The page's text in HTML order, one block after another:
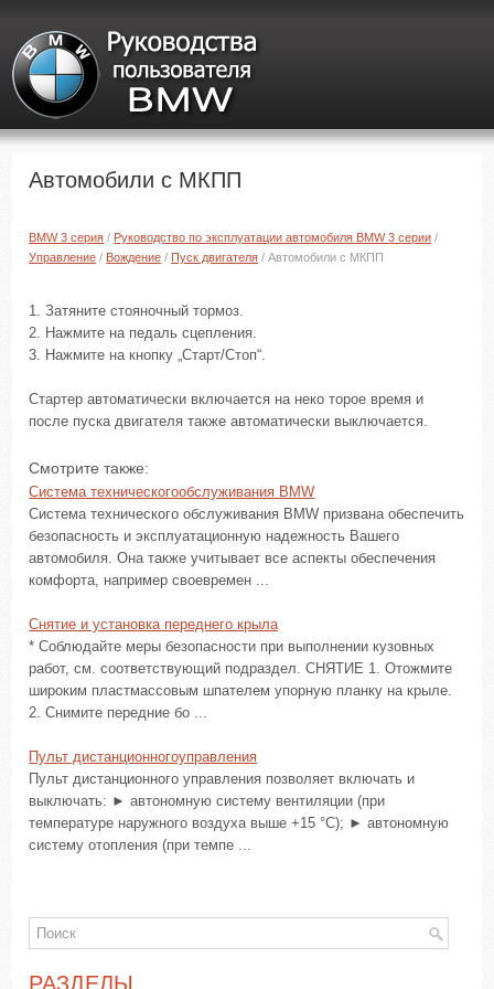
Автомобили с МКПП
BMW 3 серия / Руководство по эксплуатации автомобиля BMW 3 серии /
Управление / Вождение / Пуск двигателя / Автомобили с МКПП
1. Затяните стояночный тормоз.
2. Нажмите на педаль сцепления.
3. Нажмите на кнопку „Старт/Стоп“.
Стартер автоматически включается на неко торое время и
после пуска двигателя также автоматически выключается.
Смотрите также:
Система техническогообслуживания BMW
Система технического обслуживания BMW призвана обеспечить
безопасность и эксплуатационную надежность Вашего
автомобиля. Она также учитывает все аспекты обеспечения
комфорта, например своевремен ...
Снятие и установка переднего крыла
* Соблюдайте меры безопасности при выполнении кузовных
работ, см. соответствующий подраздел. СНЯТИЕ 1. Отожмите
широким пластмассовым шпателем упорную планку на крыле.
2. Снимите передние бо ...
Пульт дистанционногоуправления
Пульт дистанционного управления позволяет включать и
выключать: ► автономную систему вентиляции (при
температуре наружного воздуха выше +15 °C); ► автономную
систему отопления (при темпе ...
РАЗДЕЛЫ